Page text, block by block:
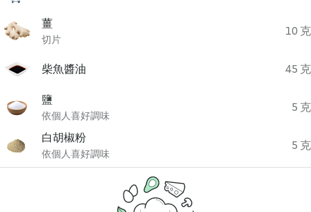
薑
切片
10 克
柴魚醬油 45 克
鹽
依個人喜好調味
5 克
白胡椒粉
依個人喜好調味
5 克